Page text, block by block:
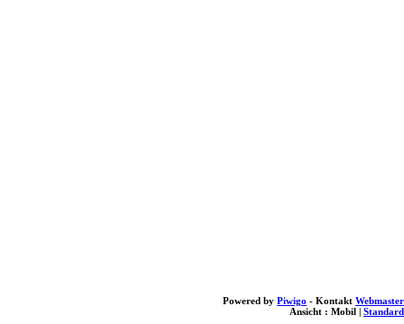
Powered by Piwigo - Kontakt Webmaster
Ansicht : Mobil | Standard